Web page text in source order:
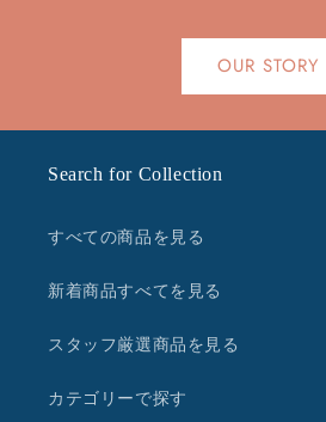
OUR STORY
Search for Collection
すべての商品を見る
新着商品すべてを見る
スタッフ厳選商品を見る
カテゴリーで探す